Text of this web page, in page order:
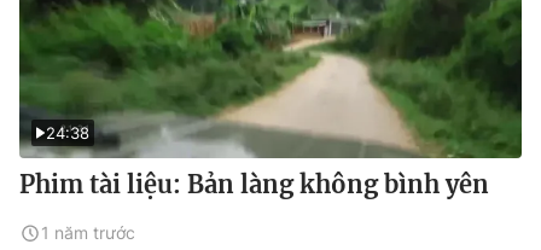
24:38
Phim tài liệu: Bản làng không bình yên
1 năm trước